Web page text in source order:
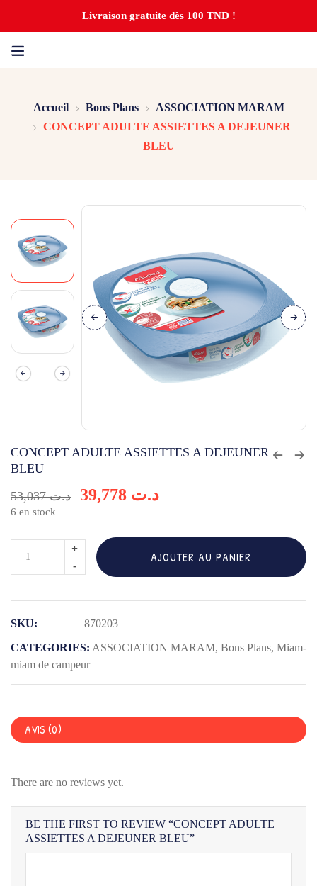
Livraison gratuite dès 100 TND !
Accueil Bons Plans
ASSOCIATION MARAM
CONCEPT ADULTE ASSIETTES A DEJEUNER
BLEU
CONCEPT ADULTE ASSIETTES A DEJEUNER
BLEU
د.ت53,037 د.ت
6 en stock
ASSIETTES
A
DEJEUNER
BLEU
AJOUTER AU PANIER
SKU:
870203
CATEGORIES: ASSOCIATION MARAM, Bons Plans, Miam-
miam de campeur
AVIS (0)
There are no reviews yet.
BE THE FIRST TO REVIEW “CONCEPT ADULTE
ASSIETTES A DEJEUNER BLEU”